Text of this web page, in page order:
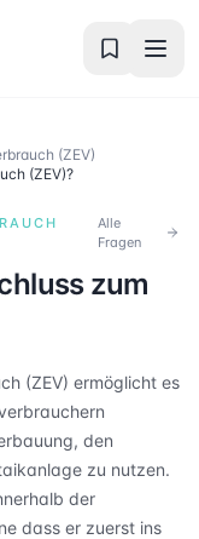
(ZEV)
(ZEV)?
Alle
Fragen
zum
(ZEV) ermöglicht es
den
zu nutzen.
der
dass er zuerst ins